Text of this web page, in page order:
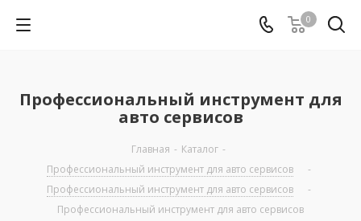
0
Профессиональный инструмент для
авто сервисов
Главная - Каталог -
Профессиональный инструмент для авто сервисов
-
Профессиональный инструмент для авто сервисов
-
Профессиональный инструмент для авто сервисов